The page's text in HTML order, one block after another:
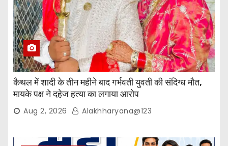
कैथल में शादी के तीन महीने बाद गर्भवती युवती की संदिग्ध मौत,
मायके पक्ष ने दहेज हत्या का लगाया आरोप
Aug 2, 2026 Alakhharyana@123